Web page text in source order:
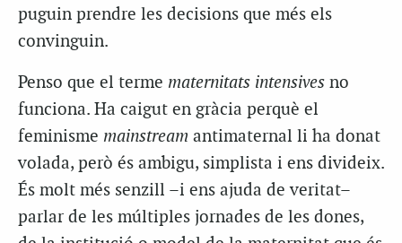
puguin prendre les decisions que més els
convinguin.
Penso que el terme maternitats intensives no
funciona. Ha caigut en gràcia perquè el
feminisme mainstream antimaternal li ha donat
volada, però és ambigu, simplista i ens divideix.
És molt més senzill –i ens ajuda de veritat–
parlar de les múltiples jornades de les dones,